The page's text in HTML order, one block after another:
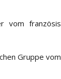
Gruppe